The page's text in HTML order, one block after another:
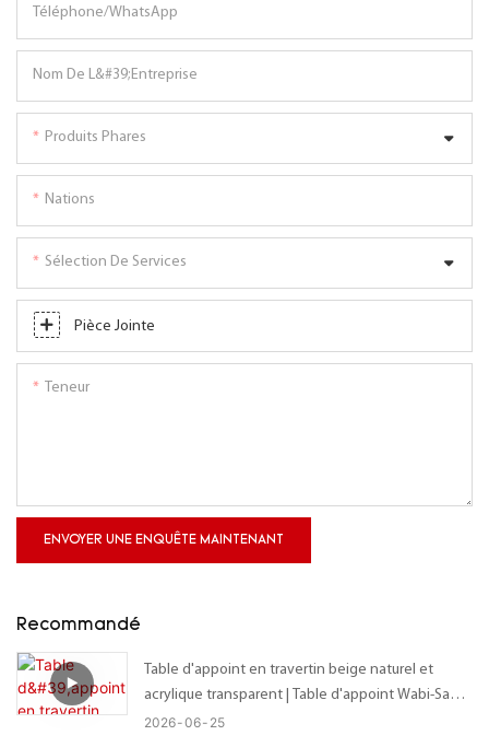
Téléphone/WhatsApp
Nom De L&#39;entreprise
Produits Phares
Nations
Sélection De Services
Pièce Jointe
Teneur
ENVOYER UNE ENQUÊTE MAINTENANT
Recommandé
Table d'appoint en travertin beige naturel et
acrylique transparent | Table d'appoint Wabi-Sabi
sur mesure avec plateau organique irrégulier –
2026 06 25